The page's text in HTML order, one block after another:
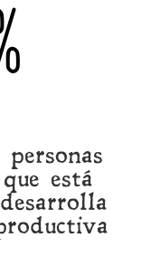
está